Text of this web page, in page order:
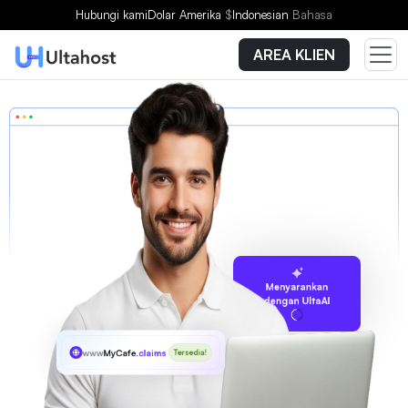
Hubungi kamiDolar Amerika $Indonesian Bahasa
AREA KLIEN
Menyarankan
dengan UltaAI
wwwMyCafe.claims Tersedia!